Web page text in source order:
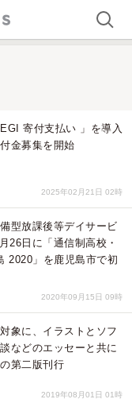
寄付支払い 」を導入
金募集を開始
2025年02月21日 02時
型放課後等デイサービ
26日に「通信制高校・
2020」を鹿児島市で初
2020年09月15日 09時
象に、イラストとソフ
などのエッセーと共に
第二版刊行
2019年08月01日 01時